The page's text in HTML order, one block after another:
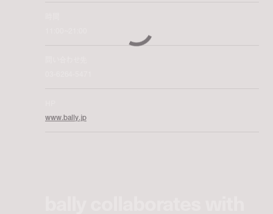
www.bally.jp